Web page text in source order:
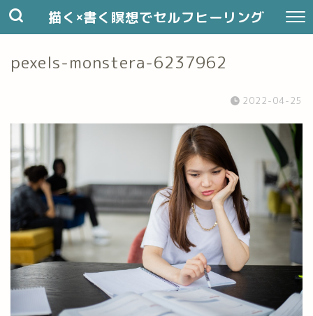
描く×書く瞑想でセルフヒーリング
pexels-monstera-6237962
2022-04-25